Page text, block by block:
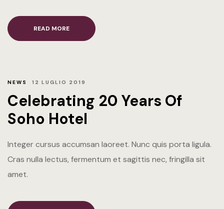
READ MORE
NEWS 12 LUGLIO 2019
Celebrating 20 Years Of
Soho Hotel
Integer cursus accumsan laoreet. Nunc quis porta ligula.
Cras nulla lectus, fermentum et sagittis nec, fringilla sit
amet.